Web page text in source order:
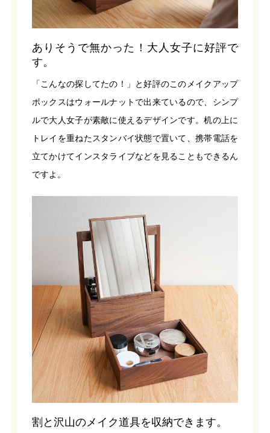
ありそうで無かった！大人女子に好評で
す。
「こんなの探してたの！」と好評のこのメイクアップ
ボックスはウォールナットで出来ているので、シンプ
ルで大人女子が素敵に使えるデザインです。机の上に
トレイを重ねたスタンバイ状態で置いて、携帯電話を
立てかけてインスタライブなどを見ることもできるん
ですよ。
割と沢山のメイク道具を収納できます。